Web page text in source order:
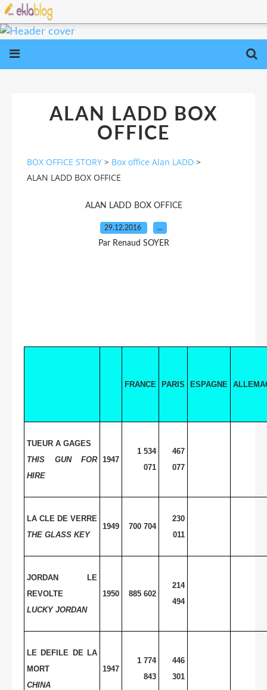
ALAN LADD BOX
OFFICE
BOX OFFICE STORY > Box office Alan LADD >
ALAN LADD BOX OFFICE
ALAN LADD BOX OFFICE
29.12.2016 …
Par Renaud SOYER
FRANCE PARIS ESPAGNE
TUEUR A GAGES
THIS GUN FOR
HIRE
1947
1 534
071
467
077
LA CLE DE VERRE
THE GLASS KEY
1949 700 704
230
011
JORDAN LE
REVOLTE
LUCKY JORDAN
1950 885 602
214
494
LE DEFILE DE LA
MORT
CHINA
1947
1 774
843
446
301